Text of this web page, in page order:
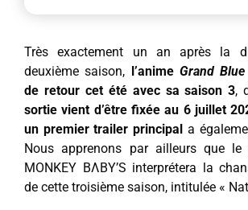
Très exactement un an après la
deuxième saison,
l’animeGrand
de retour cet été avec sa saison 3,
sortie vient d’être fixée au 6 juillet
un premier trailer principal a
Nous apprenons par ailleurs que le
MONKEY BΛBY’S interprétera la
de cette troisième saison, intitulée «